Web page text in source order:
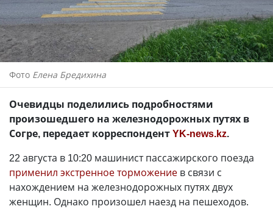
Фото Елена Бредихина
Очевидцы поделились подробностями
произошедшего на железнодорожных путях в
Согре, передает корреспондентYK-news.kz.
22 августа в 10:20 машинист пассажирского поезда
применил экстренное торможение в связи с
нахождением на железнодорожных путях двух
женщин. Однако произошел наезд на пешеходов.